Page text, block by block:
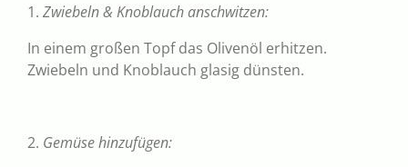
1. Zwiebeln & Knoblauch anschwitzen:
In einem großen Topf das Olivenöl erhitzen.
Zwiebeln und Knoblauch glasig dünsten.
2. Gemüse hinzufügen: